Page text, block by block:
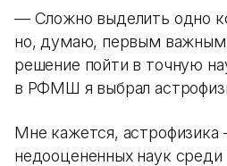
— Сложно выделить одно
но, думаю, первым важным
решение пойти в точную
в РФМШ я выбрал
Мне кажется,
недооцененных наук